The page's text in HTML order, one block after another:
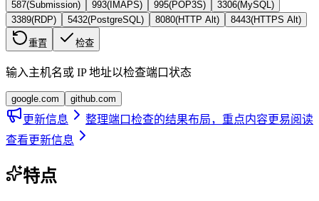
587(Submission) 993( IMAPS) 995(POP3S) 3306(MySQL )
3389(RDP) 5432(PostgreSQL ) 8080(HTTP Alt) 8443(HTTPS Alt)
重置 检查
输入主机名或 IP 地址以检查端口状态
google.com github.com
更新信息
整理端口检查的结果布局，重点内容更易阅读
查看更新信息
特点